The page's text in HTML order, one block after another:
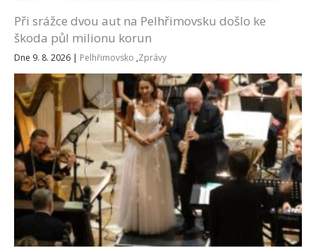
Při srážce dvou aut na Pelhřimovsku došlo ke
škoda půl milionu korun
Dne 9. 8. 2026 | Pelhřimovsko ,Zprávy